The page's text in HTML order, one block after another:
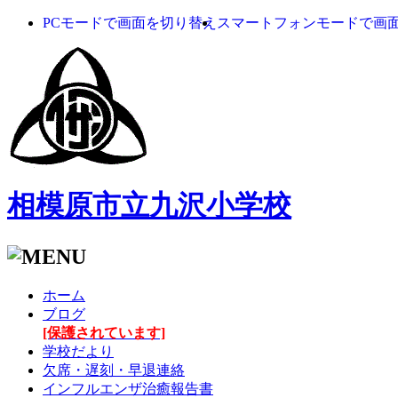
PCモードで画面を切り替え スマートフォンモードで画
相模原市立九沢小学校
ホーム
ブログ
[保護されています]
学校だより
欠席・遅刻・早退連絡
インフルエンザ治癒報告書